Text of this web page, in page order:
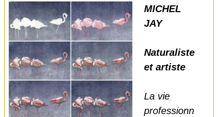
MICHEL
JAY
Naturaliste
et artiste
La vie
professionn